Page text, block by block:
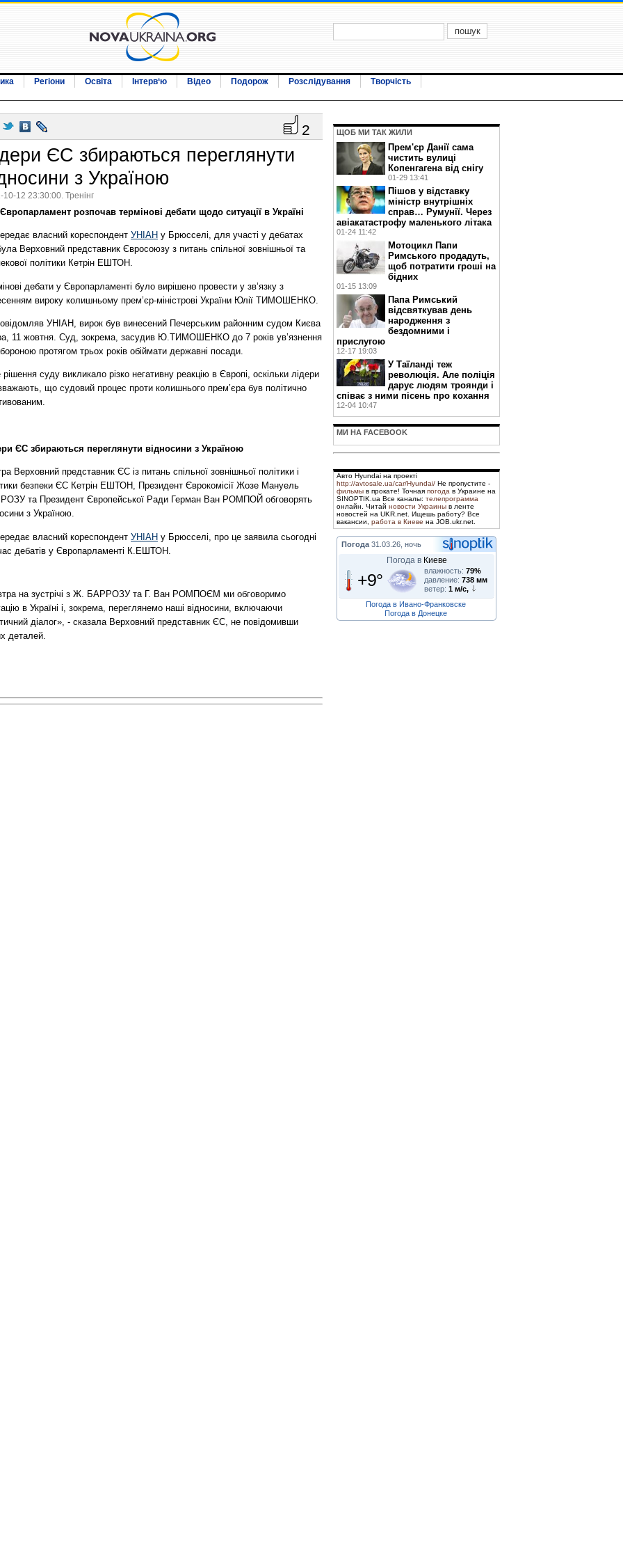
Регіони Освіта Інтерв‘ю Відео Подорож Розслідування Творчість
2
ЄС збираються переглянути
з Україною
10-12 23:30:00. Тренінг
Європарламент розпочав термінові дебати щодо ситуації в Україні
власний кореспондент УНІАН у Брюсселі, для участі у дебатах
Верховний представник Євросоюзу з питань спільної зовнішньої та
політики Кетрін ЕШТОН.
дебати у Європарламенті було вирішено провести у зв’язку з
вироку колишньому прем’єр-міністрові України Юлії ТИМОШЕНКО.
УНІАН, вирок був винесений Печерським районним судом Києва
11 жовтня. Суд, зокрема, засудив Ю.ТИМОШЕНКО до 7 років ув’язнення
протягом трьох років обіймати державні посади.
рішення суду викликало різко негативну реакцію в Європі, оскільки лідери
що судовий процес проти колишнього прем’єра був політично
ЄС збираються переглянути відносини з Україною
Верховний представник ЄС із питань спільної зовнішньої політики і
безпеки ЄС Кетрін ЕШТОН, Президент Єврокомісії Жозе Мануель
та Президент Європейської Ради Герман Ван РОМПОЙ обговорять
з Україною.
власний кореспондент УНІАН у Брюсселі, про це заявила сьогодні
дебатів у Європарламенті К.ЕШТОН.
на зустрічі з Ж. БАРРОЗУ та Г. Ван РОМПОЄМ ми обговоримо
в Україні і, зокрема, переглянемо наші відносини, включаючи
діалог», - сказала Верховний представник ЄС, не повідомивши
деталей.
ЩОБ МИ ТАК ЖИЛИ
Прем'єр Данії сама
чистить вулиці
Копенгагена від снігу
01-29 13:41
Пішов у відставку
міністр внутрішніх
справ… Румунії. Через
авіакатастрофу маленького літака
01-24 11:42
Мотоцикл Папи
Римського продадуть,
щоб потратити гроші на
бідних
01-15 13:09
Папа Римський
відсвяткував день
народження з
бездомними і
прислугою
12-17 19:03
У Таїланді теж
революція. Але поліція
дарує людям троянди і
співає з ними пісень про кохання
12-04 10:47
МИ НА FACEBOOK
Авто Hyundai на проекті
http://avtosale.ua/car/Hyundai/ Не пропустите -
фильмы в прокате! Точная погода в Украине на
SINOPTIK.ua Все каналы: телепрограмма
онлайн. Читай новости Украины в ленте
новостей на UKR.net. Ищешь работу? Все
вакансии, работа в Киеве на JOB.ukr.net.
Погода 31.03.26, ночь
Погода в Киеве
+9° влажность: 79%
давление: 738 мм
ветер: 1 м/с,
Погода в Ивано-Франковске
Погода в Донецке